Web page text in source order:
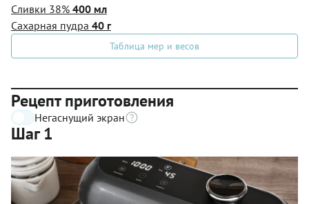
Сливки 38% 400 мл
Сахарная пудра 40 г
Таблица мер и весов
Рецепт приготовления
Негаснущий экран
Шаг 1